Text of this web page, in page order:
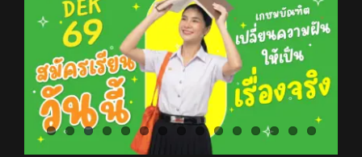
เกี่ยวกับมหาวิทยาลัย
ติดต่อเรา
สมัครเรียน